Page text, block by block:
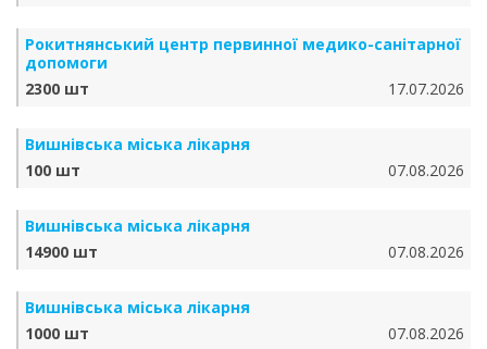
Рокитнянський центр первинної медико-санітарної
допомоги
2300 шт
17.07.2026
Вишнівська міська лікарня
100 шт
07.08.2026
Вишнівська міська лікарня
14900 шт
07.08.2026
Вишнівська міська лікарня
1000 шт
07.08.2026